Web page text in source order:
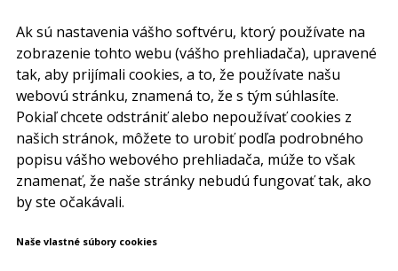
Ak sú nastavenia vášho softvéru, ktorý používate na
zobrazenie tohto webu (vášho prehliadača), upravené
tak, aby prijímali cookies, a to, že používate našu
webovú stránku, znamená to, že s tým súhlasíte.
Pokiaľ chcete odstrániť alebo nepoužívať cookies z
našich stránok, môžete to urobiť podľa podrobného
popisu vášho webového prehliadača, múže to však
znamenať, že naše stránky nebudú fungovať tak, ako
by ste očakávali.
Naše vlastné súbory cookies